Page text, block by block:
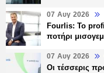
07 Αυγ 2026
Fourlis: Το
ποτήρι
07 Αυγ 2026
Οι τέσσερις